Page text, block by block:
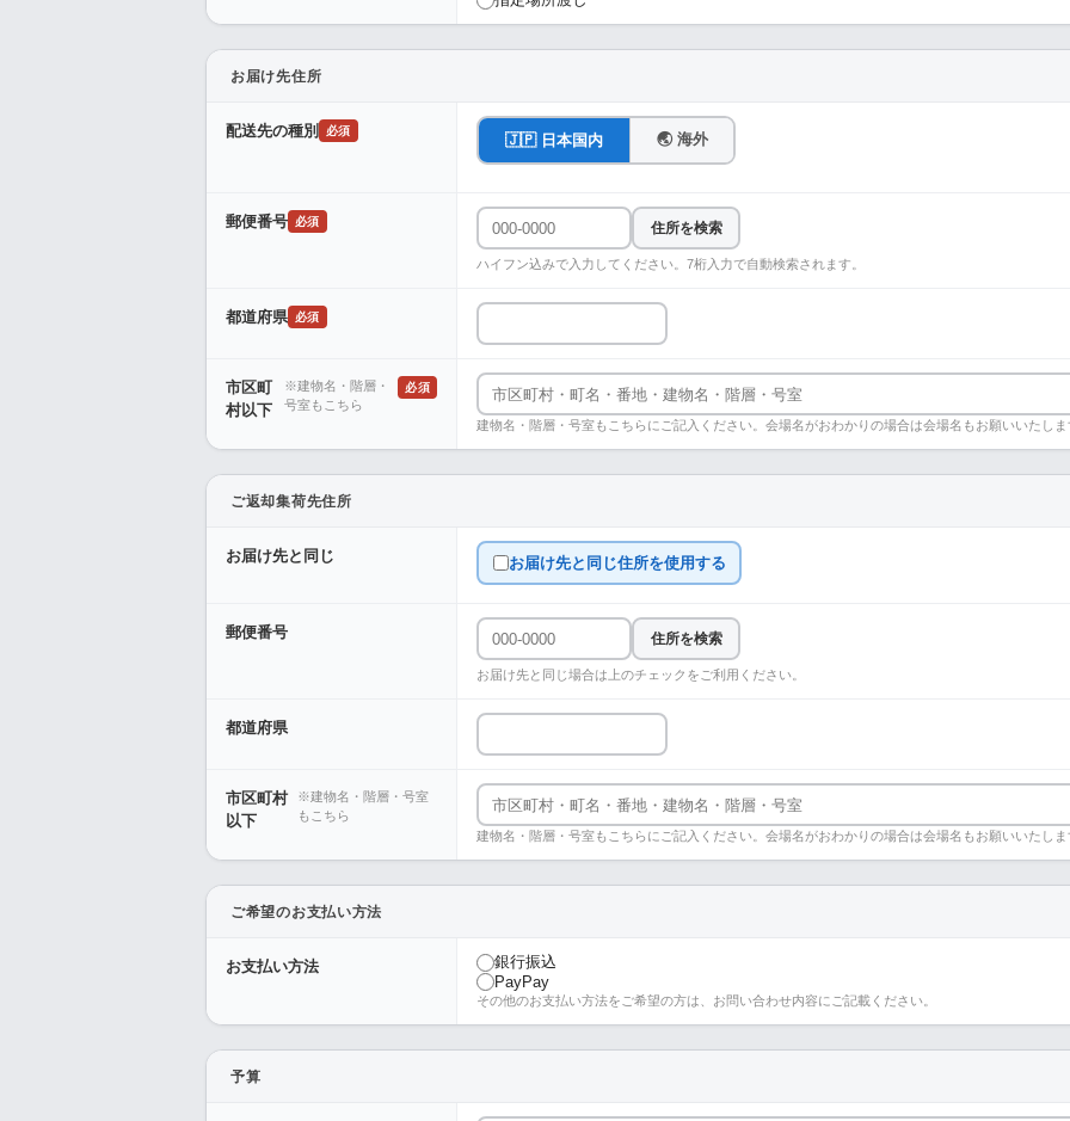
お届け先住所
配送先の種別 必須 🇯🇵 日本国内 🌏 海外
郵便番号 必須 住所を検索
ハイフン込みで入力してください。7桁入力で自動検索されます。
都道府県 必須
市区町
村以下
※建物名・階層・
号室もこちら
必須
建物名・階層・号室もこちらにご記入ください。会場名がおわかりの場合は会場名もお願いいたしま
ご返却集荷先住所
お届け先と同じ お届け先と同じ住所を使用する
郵便番号 住所を検索
お届け先と同じ場合は上のチェックをご利用ください。
都道府県
市区町村
以下
※建物名・階層・号室
もこちら
建物名・階層・号室もこちらにご記入ください。会場名がおわかりの場合は会場名もお願いいたしま
ご希望のお支払い方法
お支払い方法
銀行振込
PayPay
その他のお支払い方法をご希望の方は、お問い合わせ内容にご記載ください。
予算